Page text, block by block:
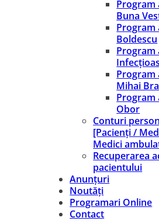
Buna
Boldescu
Program
Mihai
Obor
Conturi
[Pacienți /
Medici
Recuperarea
pacientului
Anunțuri
Noutăți
Programari Online
Contact